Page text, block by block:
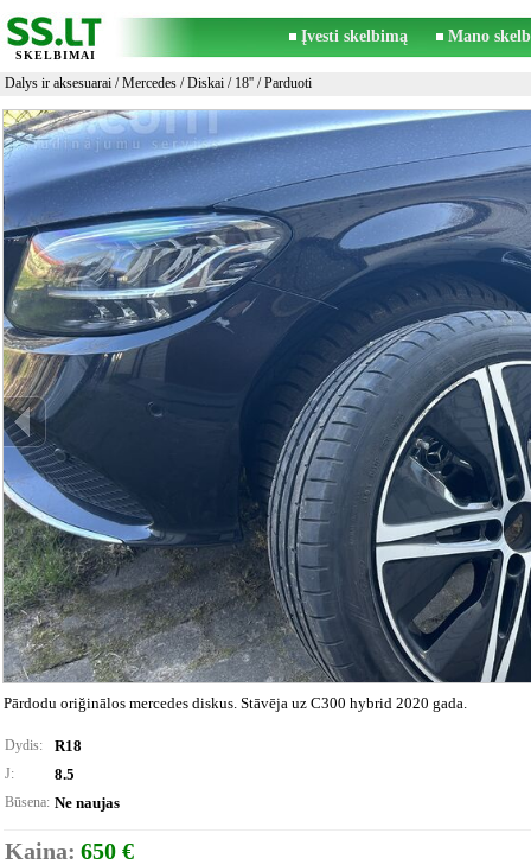
SKELBIMAI
Įvesti skelbimą Mano
Dalys ir aksesuarai /Mercedes /Diskai / 18'' / Parduoti
Pārdodu oriğinālos mercedes diskus. Stāvēja uz C300 hybrid 2020 gada.
Dydis: R18
J: 8.5
Būsena: Ne naujas
Kaina: 650 €